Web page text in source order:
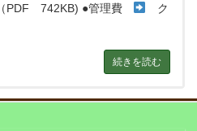
PDF 742KB) ●管理費
ク
続きを読む